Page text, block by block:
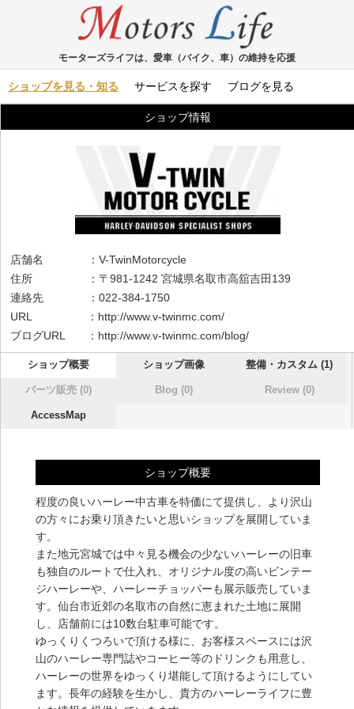
モーターズライフは、愛車（バイク、車）の維持を応援
ショップを見る・知る サービスを探す ブログを見る
ショップ情報
店舗名 ：V-TwinMotorcycle
住所 ：〒981-1242 宮城県名取市高舘吉田139
連絡先 ：022-384-1750
URL ： http://www.v-twinmc.com/
ブログURL ： http://www.v-twinmc.com/blog/
ショップ概要 ショップ画像 整備・カスタム (1)
パーツ販売 (0) Blog (0) Review (0)
AccessMap
ショップ概要
程度の良いハーレー中古車を特価にて提供し、より沢山
の方々にお乗り頂きたいと思いショップを展開していま
す。
また地元宮城では中々見る機会の少ないハーレーの旧車
も独自のルートで仕入れ、オリジナル度の高いビンテー
ジハーレーや、ハーレーチョッパーも展示販売していま
す。仙台市近郊の名取市の自然に恵まれた土地に展開
し、店舗前には10数台駐車可能です。
ゆっくりくつろいで頂ける様に、お客様スペースには沢
山のハーレー専門誌やコーヒー等のドリンクも用意し、
ハーレーの世界をゆっくり堪能して頂けるようにしてい
ます。長年の経験を生かし、貴方のハーレーライフに豊